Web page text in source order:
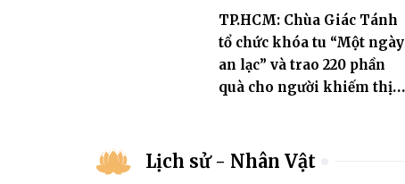
TP.HCM: Chùa Giác Tánh
tổ chức khóa tu “Một ngày
an lạc” và trao 220 phần
quà cho người khiếm thị
Lịch sử - Nhân Vật